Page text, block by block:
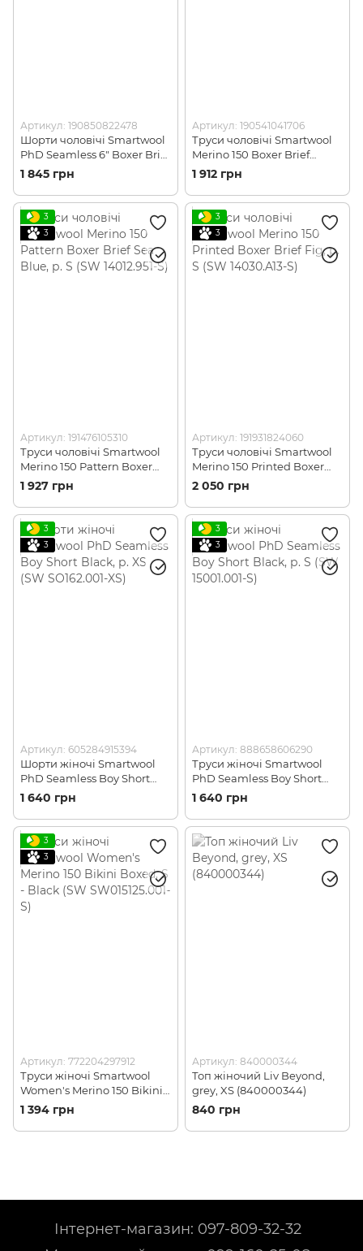
Артикул: 190850822478
Шорти чоловічі Smartwool
PhD Seamless 6" Boxer Brief
Dark Blue, р. S (SW
16015.491-S)
1 845 грн
Артикул: 190541041706
Труси чоловічі Smartwool
Merino 150 Boxer Brief
Black, р. XXL (SW
SW014011.001-XXL)
1 912 грн
3
3
Артикул: 191476105310
Труси чоловічі Smartwool
Merino 150 Pattern Boxer
Brief Sea Blue, р. S (SW
14012.951-S)
1 927 грн
3
3
Артикул: 191931824060
Труси чоловічі Smartwool
Merino 150 Printed Boxer
Brief Fig, р. S (SW 14030.A13-
2 050 грн
3
3
Артикул: 605284915394
Шорти жіночі Smartwool
PhD Seamless Boy Short
Black, р. XS (SW SO162.001-
1 640 грн
3
3
Артикул: 888658606290
Труси жіночі Smartwool
PhD Seamless Boy Short
Black, р. S (SW 15001.001-S)
1 640 грн
3
3
Артикул: 772204297912
Труси жіночі Smartwool
Women's Merino 150 Bikini
Boxed, S - Black (SW
SW015125.001-S)
1 394 грн
Артикул: 840000344
Топ жіночий Liv Beyond,
grey, XS (840000344)
840 грн
Інтернет-магазин: 097-809-32-32